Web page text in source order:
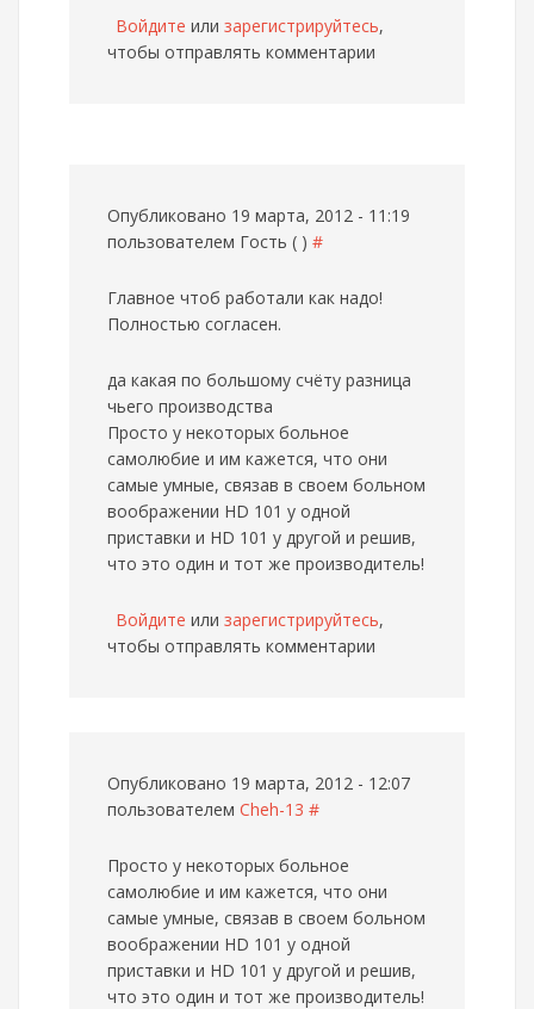
Войдите или зарегистрируйтесь,
чтобы отправлять комментарии
Опубликовано 19 марта, 2012 - 11:19
пользователем Гость ( ) #
Главное чтоб работали как надо!
Полностью согласен.
да какая по большому счёту разница
чьего производства
Просто у некоторых больное
самолюбие и им кажется, что они
самые умные, связав в своем больном
воображении HD 101 у одной
приставки и HD 101 у другой и решив,
что это один и тот же производитель!
Войдите или зарегистрируйтесь,
чтобы отправлять комментарии
Опубликовано 19 марта, 2012 - 12:07
пользователем Cheh-13 #
Просто у некоторых больное
самолюбие и им кажется, что они
самые умные, связав в своем больном
воображении HD 101 у одной
приставки и HD 101 у другой и решив,
что это один и тот же производитель!